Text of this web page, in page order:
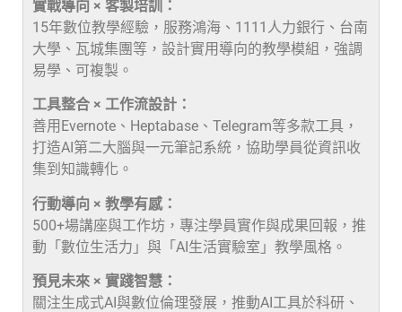
實戰導向 × 客製培訓：
15年數位教學經驗，服務鴻海、1111人力銀行、台南
大學、瓦城集團等，設計實用導向的教學模組，強調
易學、可複製。
工具整合 × 工作流設計：
善用Evernote、Heptabase、Telegram等多款工具，
打造AI第二大腦與一元筆記系統，協助學員從資訊收
集到知識轉化。
行動導向 × 教學有感：
500+場講座與工作坊，專注學員實作與成果回報，推
動「數位生活力」與「AI生活實驗室」教學風格。
預見未來 × 實踐智慧：
關注生成式AI與數位倫理發展，推動AI工具於科研、